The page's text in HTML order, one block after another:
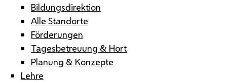
Bildungsdirektion
Alle Standorte
Förderungen
Tagesbetreuung & Hort
Planung & Konzepte
Lehre